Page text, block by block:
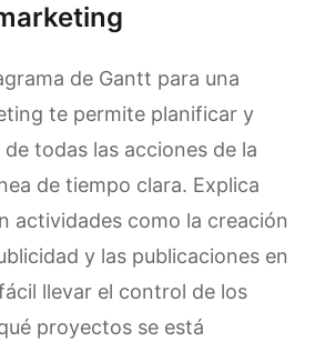
de Gantt para una
te permite planificar y
todas las acciones de la
de tiempo clara. Explica
actividades como la creación
y las publicaciones en
llevar el control de los
proyectos se está